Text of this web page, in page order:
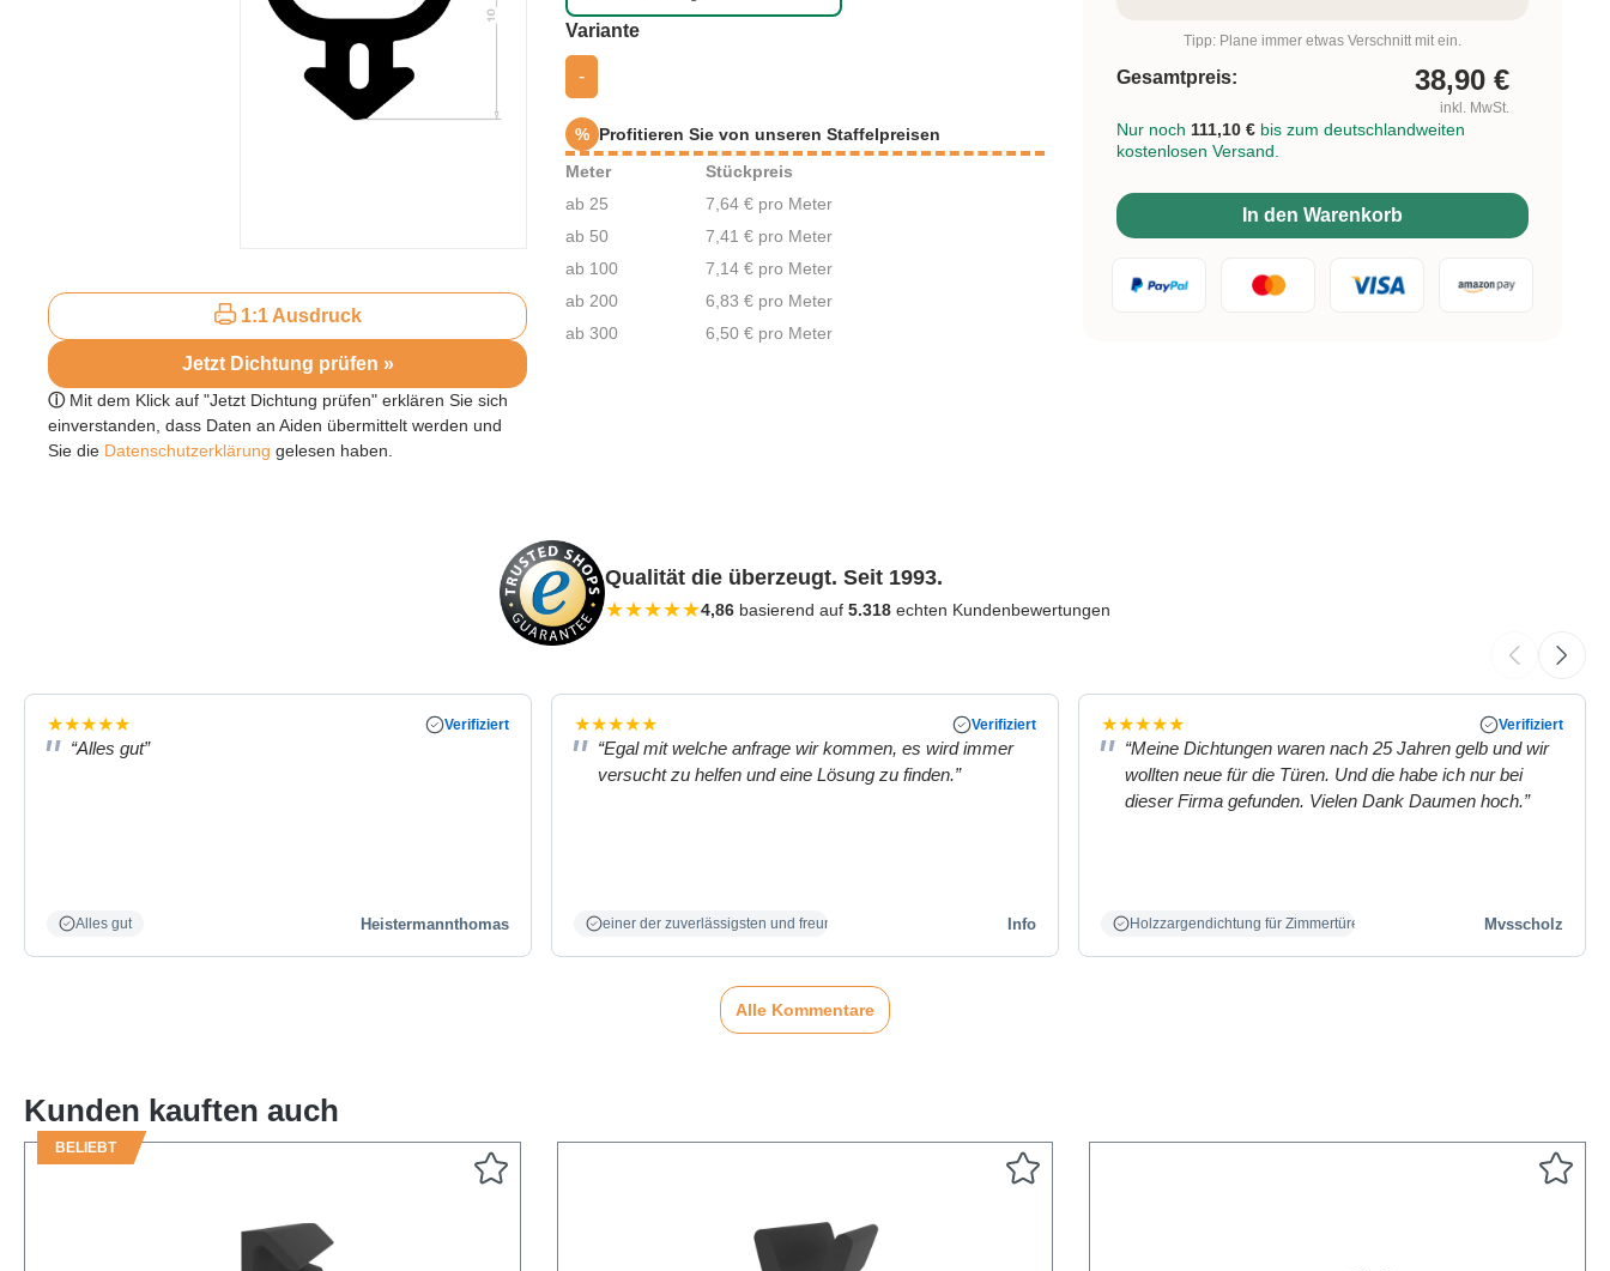
1:1 Ausdruck
Jetzt Dichtung prüfen »
ⓘ Mit dem Klick auf "Jetzt Dichtung prüfen" erklären Sie sich
einverstanden, dass Daten an Aiden übermittelt werden und
Sie die Datenschutzerklärung gelesen haben.
Varianteauswählen
-
% Profitieren Sie von unseren Staffelpreisen
Meter
Stückpreis
ab 25
7,64 € pro Meter
ab 50
7,41 € pro Meter
ab 100
7,14 € pro Meter
ab 200
6,83 € pro Meter
ab 300
6,50 € pro Meter
Tipp: Plane immer etwas Verschnitt mit ein.
Gesamtpreis: 38,90 €
inkl. MwSt.
Nur noch 111,10 € bis zum deutschlandweiten
kostenlosen Versand.
In den Warenkorb
Qualität die überzeugt. Seit 1993.
★★★★★4,86 basierend auf 5.318 echten Kundenbewertungen
★★★★★ Verifiziert
“Alles gut”
Alles gut Heistermannthomas
★★★★★ Verifiziert
“Egal mit welche anfrage wir kommen, es wird immer
versucht zu helfen und eine Lösung zu finden.”
einer der zuverlässigsten und freundlichsten Partner Info
★★★★★ Verifiziert
“Meine Dichtungen waren nach 25 Jahren gelb und wir
wollten neue für die Türen. Und die habe ich nur bei
dieser Firma gefunden. Vielen Dank Daumen hoch.”
Holzzargendichtung für Zimmertüren weiß. Mvsscholz
Alle Kommentare
Kunden kauften auch
BELIEBT